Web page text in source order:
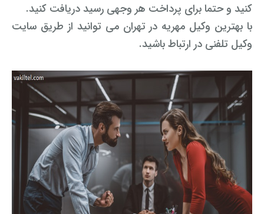
کنید و حتما برای پرداخت هر وجهی رسید دریافت کنید.
با بهترین وکیل مهریه در تهران می توانید از طریق سایت
وکیل تلفنی در ارتباط باشید.